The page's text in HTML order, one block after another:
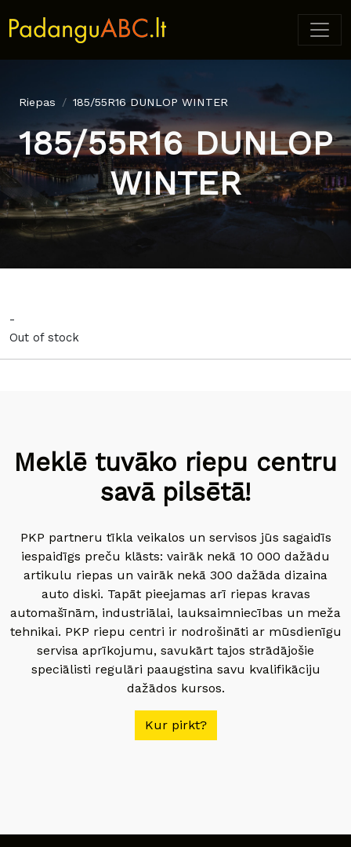
Riepas 185/55R16 DUNLOP WINTER
185/55R16 DUNLOP
WINTER
-
Out of stock
Meklē tuvāko riepu centru
savā pilsētā!
PKP partneru tīkla veikalos un servisos jūs sagaidīs
iespaidīgs preču klāsts: vairāk nekā 10 000 dažādu
artikulu riepas un vairāk nekā 300 dažāda dizaina
auto diski. Tapāt pieejamas arī riepas kravas
automašīnām, industriālai, lauksaimniecības un meža
tehnikai. PKP riepu centri ir nodrošināti ar mūsdienīgu
servisa aprīkojumu, savukārt tajos strādājošie
speciālisti regulāri paaugstina savu kvalifikāciju
dažādos kursos.
Kur pirkt?